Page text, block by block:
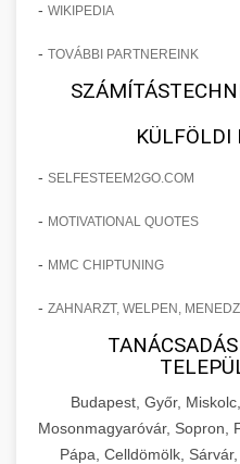
- WIKIPEDIA
- TOVÁBBI PARTNEREINK
KÜLFÖLDI
- SELFESTEEM2GO.COM
- MOTIVATIONAL QUOTES
- MMC CHIPTUNING
- ZAHNARZT, WELPEN,
Budapest, Győr,
Mosonmagyaróvár, Sopron,
Pápa, Celldömölk,